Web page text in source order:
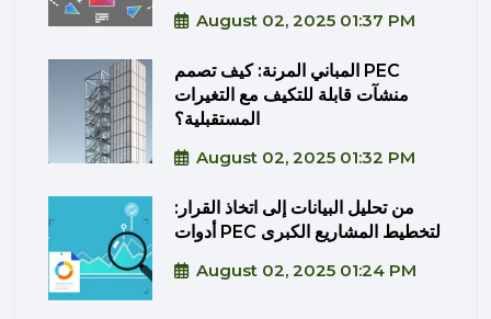
August 02, 2025 01:37 PM
المباني المرنة: كيف تصمم PEC
منشآت قابلة للتكيف مع التغيرات
المستقبلية؟
August 02, 2025 01:32 PM
من تحليل البيانات إلى اتخاذ القرار:
أدوات PEC لتخطيط المشاريع الكبرى
August 02, 2025 01:24 PM